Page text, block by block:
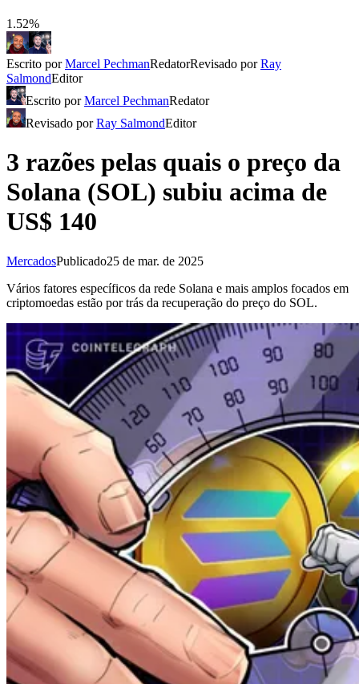
1.52%
Escrito porMarcel PechmanRedatorRevisado porRay
SalmondEditor
Escrito porMarcel PechmanRedator
Revisado porRay SalmondEditor
3 razões pelas quais o preço da
Solana (SOL) subiu acima de
US$ 140
MercadosPublicado25 de mar. de 2025
Vários fatores específicos da rede Solana e mais amplos focados em
criptomoedas estão por trás da recuperação do preço do SOL.